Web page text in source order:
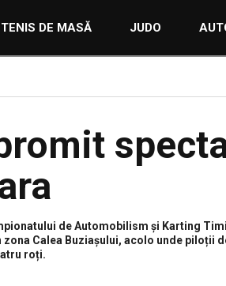
TENIS DE MASĂ JUDO
de Automobilism și Karting
Calea Buziașului, acolo unde piloții
roți.